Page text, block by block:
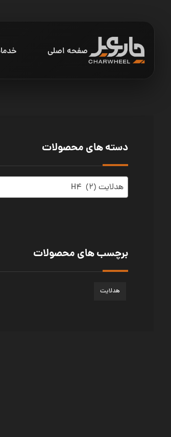
صفحه اصلی
دسته های محصولات
هدلایت H۴ (۲)
برچسب های محصولات
هدلایت